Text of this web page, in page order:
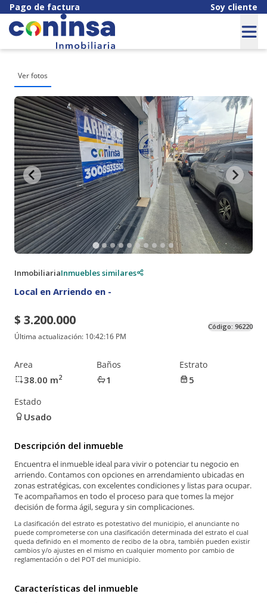
Pago de factura Soy cliente
Ver fotos
InmobiliariaInmuebles similares
Local en Arriendo en -
$ 3.200.000
Última actualización: 10:42:16 PM
Código: 96220
Area
38.00 m2
Baños
1
Estrato
5
Estado
Usado
Descripción del inmueble
Encuentra el inmueble ideal para vivir o potenciar tu negocio en
arriendo. Contamos con opciones en arrendamiento ubicadas en
zonas estratégicas, con excelentes condiciones y listas para ocupar.
Te acompañamos en todo el proceso para que tomes la mejor
decisión de forma ágil, segura y sin complicaciones.
La clasificación del estrato es potestativo del municipio, el anunciante no
puede comprometerse con una clasificación determinada del estrato el cual
queda definido en el momento de recibo de la obra, también pueden existir
cambios y/o ajustes en el mismo en cualquier momento por cambio de
reglamentación o del POT del municipio.
Características del inmueble